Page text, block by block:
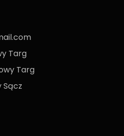
Targ
Targ
Sącz